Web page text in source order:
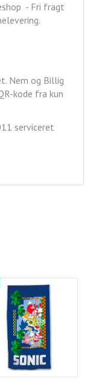
- Fri fragt
Nem og Billig
kode fra kun
serviceret